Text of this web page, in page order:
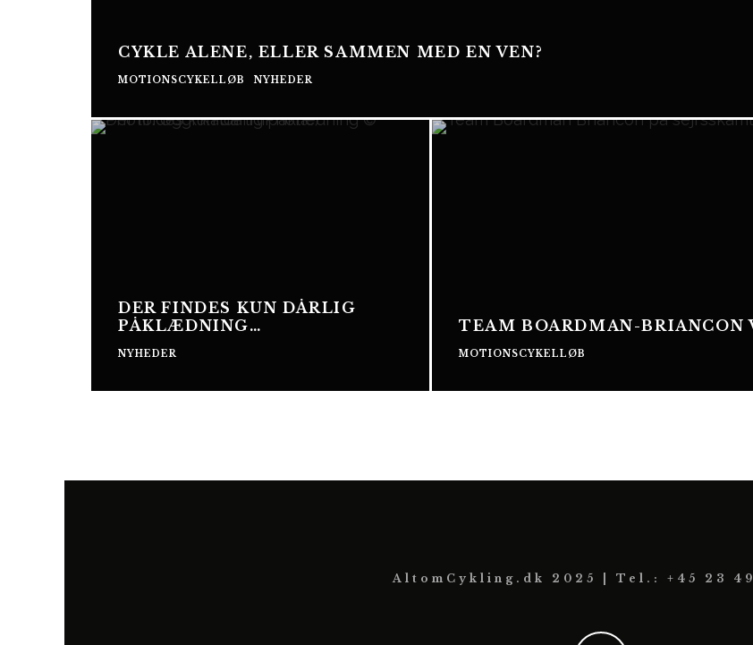
CYKLE ALENE, ELLER SAMMEN MED EN VEN?
MOTIONSCYKELLØB NYHEDER
DER FINDES KUN DÅRLIG
PÅKLÆDNING…
NYHEDER
TEAM BOARDMAN-
MOTIONSCYKELLØB
AltomCykling.dk 2025 | Tel.: +45 23 49